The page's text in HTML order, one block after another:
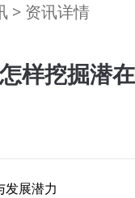
> 资讯详情
样挖掘潜
发展潜力